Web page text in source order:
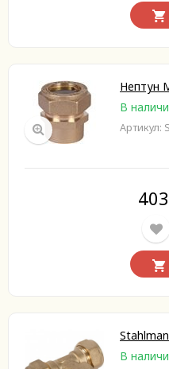
Нептун
В
Артикул:
В